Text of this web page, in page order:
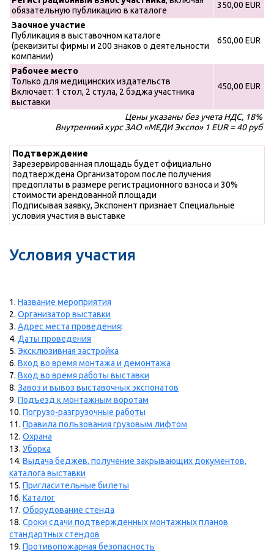
обязательную публикацию в каталоге
350,00 EUR
Заочное участие
Публикация в выставочном каталоге
(реквизиты фирмы и 200 знаков о деятельности
компании)
650,00 EUR
Рабочее место
Только для медицинских издательств
Включает: 1 стол, 2 стула, 2 бэджа участника
выставки
450,00 EUR
Цены указаны без учета НДС, 18%
Внутренний курс ЗАО «МЕДИ Экспо» 1 EUR = 40 руб
Подтверждение
Зарезервированная площадь будет официально
подтверждена Организатором после получения
предоплаты в размере регистрационного взноса и 30%
стоимости арендованной площади
Подписывая заявку, Экспонент признает Специальные
условия участия в выставке
Условия участия
1. Название мероприятия
2. Организатор выставки
3. Адрес места проведения:
4. Даты проведения
5. Эксклюзивная застройка
6. Вход во время монтажа и демонтажа
7. Вход во время работы выставки
8. Завоз и вывоз выставочных экспонатов
9. Подъезд к монтажным воротам
10. Погрузо-разгрузочные работы
11. Правила пользования грузовым лифтом
12. Охрана
13. Уборка
14. Выдача беджев, получение закрывающих документов,
каталога выставки
15. Пригласительные билеты
16. Каталог
17. Оборудование стенда
18. Сроки сдачи подтвержденных монтажных планов
стандартных стендов
19. Противопожарная безопасность